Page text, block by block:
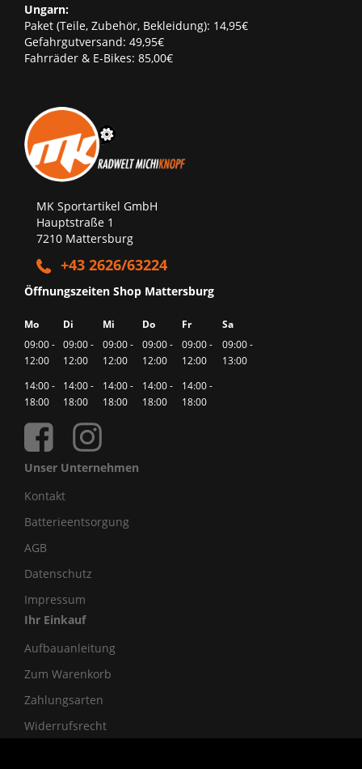
Ungarn:
Paket (Teile, Zubehör, Bekleidung): 14,95€
Gefahrgutversand: 49,95€
Fahrräder & E-Bikes: 85,00€
MK Sportartikel GmbH
Hauptstraße 1
7210 Mattersburg
+43 2626/63224
Öffnungszeiten Shop Mattersburg
Mo Di Mi Do Fr
Sa
09:00 -
12:00
09:00 -
12:00
09:00 -
12:00
09:00 -
12:00
09:00 -
12:00
09:00 -
13:00
14:00 -
18:00
14:00 -
18:00
14:00 -
18:00
14:00 -
18:00
14:00 -
18:00
Unser Unternehmen
Kontakt
Batterieentsorgung
AGB
Datenschutz
Impressum
Ihr Einkauf
Aufbauanleitung
Zum Warenkorb
Zahlungsarten
Widerrufsrecht